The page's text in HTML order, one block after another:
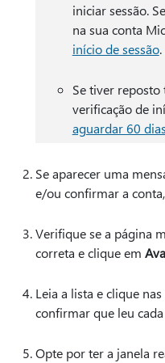
iniciar sessão.
na sua conta
início de sessão.
Se tiver reposto
verificação de
aguardar 60 dias
Se aparecer uma
e/ou confirmar a
Verifique se a página
correta e clique em
Leia a lista e clique
confirmar que leu
Opte por ter a janela